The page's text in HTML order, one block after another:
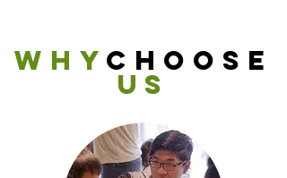
why CHOOSE
us